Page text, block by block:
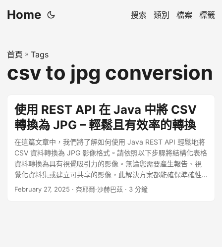
Home 搜索 類別 檔案 標籤
首頁 » Tags
csv to jpg conversion
使用 REST API 在 Java 中將 CSV
轉換為 JPG – 輕鬆且有效率的轉換
在這篇文章中，我們將了解如何使用 Java REST API 輕鬆地將
CSV 資料轉換為 JPG 影像格式。請依照以下步驟將結構化表格
資料轉換為具有視覺吸引力的影像。無論您需要產生報告、視
覺化資料集或建立可共享的影像，此解決方案都能確保準確性
和效率。
February 27, 2025 · 奈耶爾·沙赫巴茲 · 3 分鐘